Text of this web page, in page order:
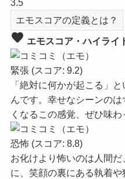
3.5
エモスコアの定義とは？
favorite エモスコア・ハイライ
緊張 (スコア: 9.2)
「絶対に何かが起こる」
んです。幸せなシーンの
くなるこの感覚、ぜひ味わ
恐怖 (スコア: 8.8)
お化けより怖いのは人間
に、笑顔の裏にある執着